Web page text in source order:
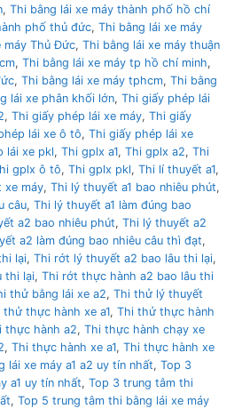
, Thi bằng lái xe máy thành phố hồ chí
phố thủ đức, Thi bằng lái xe máy
máy Thủ Đức, Thi bằng lái xe máy thuận
, Thi bằng lái xe máy tp hồ chí minh,
, Thi bằng lái xe máy tphcm, Thi bằng
lái xe phân khối lớn, Thi giấy phép lái
, Thi giấy phép lái xe máy, Thi giấy
lái xe ô tô, Thi giấy phép lái xe
lái xe pkl, Thi gplx a1, Thi gplx a2, Thi
gplx ô tô, Thi gplx pkl, Thi lí thuyết a1,
xe máy, Thi lý thuyết a1 bao nhiêu phút,
câu, Thi lý thuyết a1 làm đúng bao
a2 bao nhiêu phút, Thi lý thuyết a2
a2 làm đúng bao nhiêu câu thì đạt,
lại, Thi rớt lý thuyết a2 bao lâu thi lại,
thi lại, Thi rớt thực hành a2 bao lâu thi
thử bằng lái xe a2, Thi thử lý thuyết
thử thực hành xe a1, Thi thử thực hành
thực hành a2, Thi thực hành chạy xe
, Thi thực hành xe a1, Thi thực hành xe
lái xe máy a1 a2 uy tín nhất, Top 3
a1 uy tín nhất, Top 3 trung tâm thi
, Top 5 trung tâm thi bằng lái xe máy